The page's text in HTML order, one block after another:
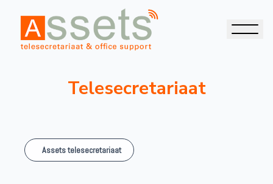
Telesecretariaat
Assets telesecretariaat